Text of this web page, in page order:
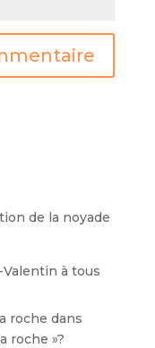
de la noyade
Valentin à tous
roche dans
roche »?